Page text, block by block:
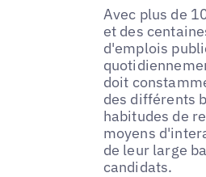
Avec plus de
et des
d'emplois
doit
des différents
habitudes de
moyens
de leur large
candidats.